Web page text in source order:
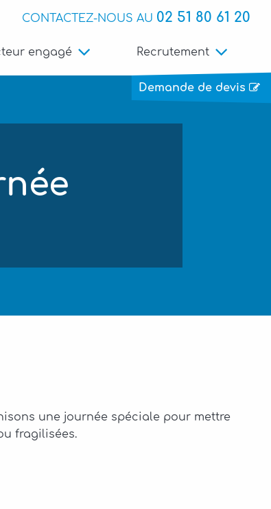
CONTACTEZ-NOUS AU 02 51 80 61 20
engagé Recrutement
Demande de devis
une journée spéciale pour mettre
fragilisées.